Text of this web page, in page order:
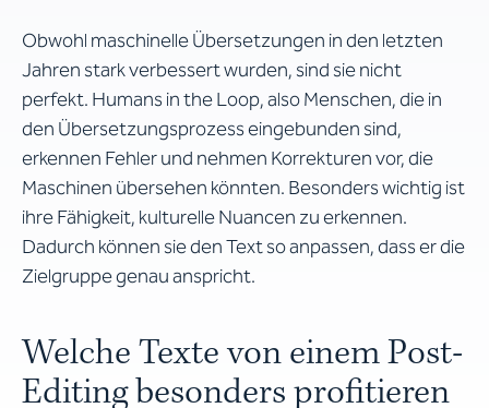
Obwohl maschinelle Übersetzungen in den letzten
Jahren stark verbessert wurden, sind sie nicht
perfekt. Humans in the Loop, also Menschen, die in
den Übersetzungsprozess eingebunden sind,
erkennen Fehler und nehmen Korrekturen vor, die
Maschinen übersehen könnten. Besonders wichtig ist
ihre Fähigkeit, kulturelle Nuancen zu erkennen.
Dadurch können sie den Text so anpassen, dass er die
Zielgruppe genau anspricht.
Welche Texte von einem Post-
Editing besonders profitieren